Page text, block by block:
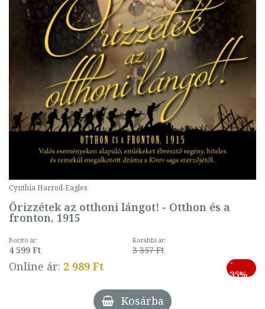
Cynthia Harrod-Eagles
Őrizzétek az otthoni lángot! - Otthon és a
fronton, 1915
Borító ár:
4 599 Ft
Korábbi ár:
3 357 Ft
Online ár: 2 989 Ft
-
35%
Kosárba